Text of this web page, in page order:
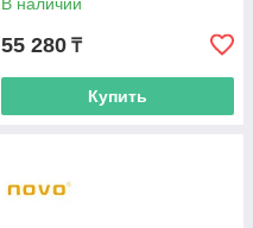
55 280 ₸
Купить